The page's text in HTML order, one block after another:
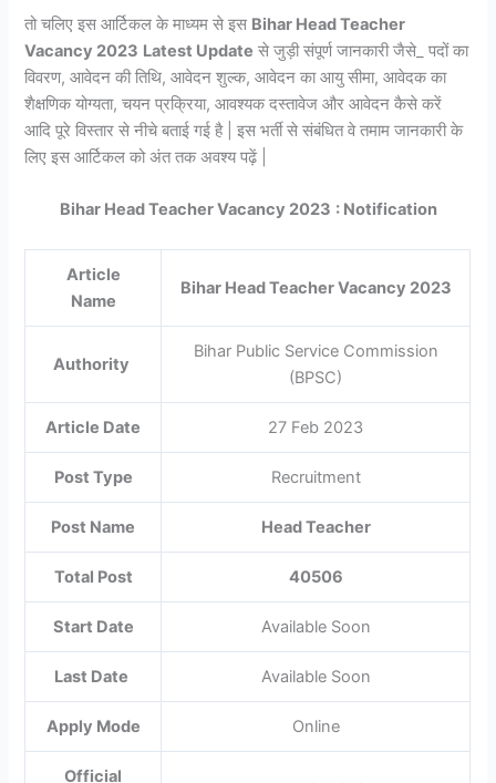
तो चलिए इस आर्टिकल के माध्यम से इस Bihar Head Teacher
Vacancy 2023 Latest Update से जुड़ी संपूर्ण जानकारी जैसे_ पदों का
विवरण, आवेदन की तिथि, आवेदन शुल्क, आवेदन का आयु सीमा, आवेदक का
शैक्षणिक योग्यता, चयन प्रक्रिया, आवश्यक दस्तावेज और आवेदन कैसे करें
आदि पूरे विस्तार से नीचे बताई गई है | इस भर्ती से संबंधित वे तमाम जानकारी के
लिए इस आर्टिकल को अंत तक अवश्य पढ़ें |
Bihar Head Teacher Vacancy 2023 : Notification
Article
Name
Bihar Head Teacher Vacancy 2023
Authority
Bihar Public Service Commission
(BPSC)
Article Date 27 Feb 2023
Post Type Recruitment
Post Name Head Teacher
Total Post 40506
Start Date Available Soon
Last Date Available Soon
Apply Mode Online
Official